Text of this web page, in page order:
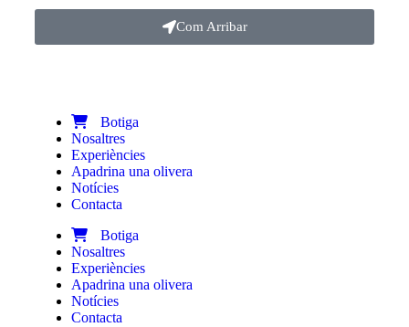
Com Arribar
Botiga
Nosaltres
Experiències
Apadrina una olivera
Notícies
Contacta
Botiga
Nosaltres
Experiències
Apadrina una olivera
Notícies
Contacta